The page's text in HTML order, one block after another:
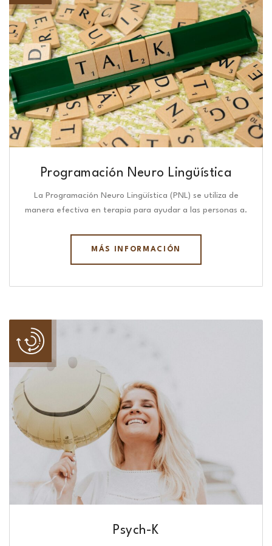
Programación Neuro Lingüística​
La Programación Neuro Lingüística (PNL) se utiliza de
manera efectiva en terapia para ayudar a las personas a.
MÁS INFORMACIÓN
Psych-K